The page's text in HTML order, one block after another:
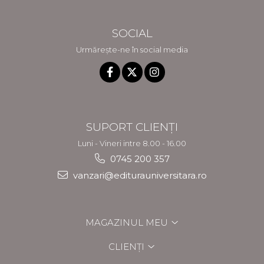
SOCIAL
Urmărește-ne în social media
SUPORT CLIENȚI
Luni - Vineri intre 8.00 - 16.00
0745 200 357
vanzari@editurauniversitara.ro
MAGAZINUL MEU
CLIENȚI